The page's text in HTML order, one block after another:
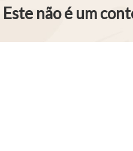
Este não é um